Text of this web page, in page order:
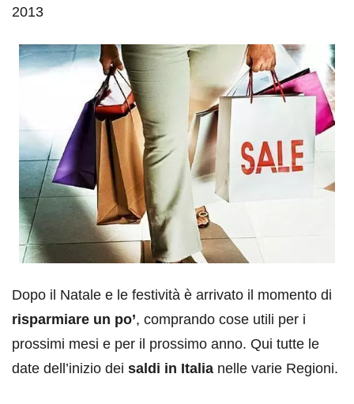
2013
Dopo il Natale e le festività è arrivato il momento di
risparmiare un po’, comprando cose utili per i
prossimi mesi e per il prossimo anno. Qui tutte le
date dell’inizio dei saldi in Italia nelle varie Regioni.